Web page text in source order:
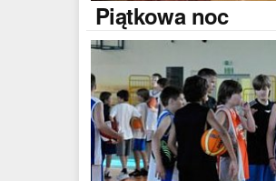
Piątkowa noc